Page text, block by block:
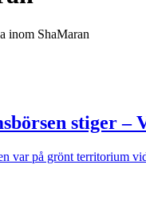
inom ShaMaran
stiger –
var på grönt territorium